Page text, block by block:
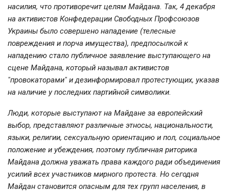
насилия, что противоречит целям Майдана. Так, 4 декабря
на активистов Конфедерации Свободных Профсоюзов
Украины было совершено нападение (телесные
повреждения и порча имущества), предпосылкой к
нападению стало публичное заявление выступающего на
сцене Майдана, который называл активистов
"провокаторами" и дезинформировал протестующих, указав
на наличие у последних партийной символики.
Люди, которые выступают на Майдане за европейский
выбор, представляют различные этносы, национальности,
языки, религии, сексуальную ориентацию и пол, социальное
положение и убеждения, поэтому публичная риторика
Майдана должна уважать права каждого ради объединения
усилий всех участников мирного протеста. Но сегодня
Майдан становится опасным для тех групп населения, в